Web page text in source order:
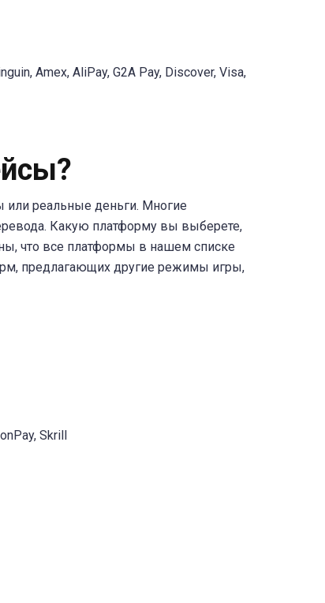
Amex, AliPay, G2A Pay, Discover, Visa,
или реальные деньги. Многие
Какую платформу вы выберете,
что все платформы в нашем списке
предлагающих другие режимы игры,
Skrill